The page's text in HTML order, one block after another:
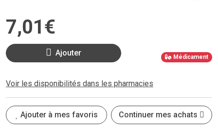
7,01€
Ajouter Médicament
Voir les disponibilités dans les pharmacies
Ajouter à mes favoris Continuer mes achats